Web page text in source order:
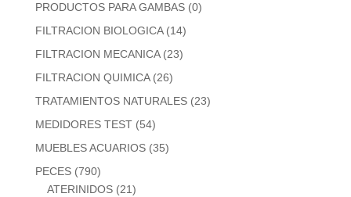
PRODUCTOS PARA GAMBAS (0)
FILTRACION BIOLOGICA (14)
FILTRACION MECANICA (23)
FILTRACION QUIMICA (26)
TRATAMIENTOS NATURALES (23)
MEDIDORES TEST (54)
MUEBLES ACUARIOS (35)
PECES (790)
ATERINIDOS (21)